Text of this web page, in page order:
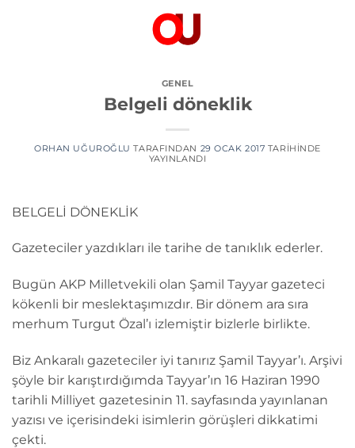
GENEL
Belgeli döneklik
ORHAN UĞUROĞLU TARAFINDAN 29 OCAK 2017 TARIHINDE
YAYINLANDI
BELGELİ DÖNEKLİK
Gazeteciler yazdıkları ile tarihe de tanıklık ederler.
Bugün AKP Milletvekili olan Şamil Tayyar gazeteci
kökenli bir meslektaşımızdır. Bir dönem ara sıra
merhum Turgut Özal’ı izlemiştir bizlerle birlikte.
Biz Ankaralı gazeteciler iyi tanırız Şamil Tayyar’ı. Arşivi
şöyle bir karıştırdığımda Tayyar’ın 16 Haziran 1990
tarihli Milliyet gazetesinin 11. sayfasında yayınlanan
yazısı ve içerisindeki isimlerin görüşleri dikkatimi
çekti.